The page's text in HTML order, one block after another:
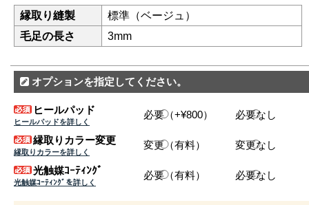
縁取り縫製
標準（ベージュ）
毛足の長さ
3mm
オプションを指定してください。
ヒールパッド
ヒールパッドを詳しく
必要（+¥800） 必要なし
縁取りカラー変更
縁取りカラーを詳しく
変更（有料） 変更なし
光触媒ｺｰﾃｨﾝｸﾞ
光触媒ｺｰﾃｨﾝｸﾞを詳しく
必要（有料） 必要なし